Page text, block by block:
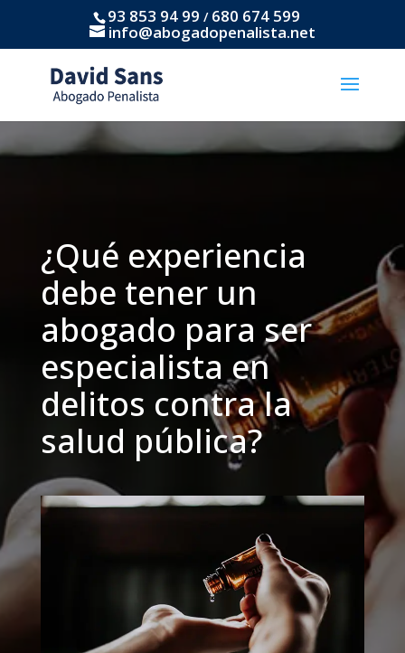
93 853 94 99 / 680 674 599
info@abogadopenalista.net
¿Qué experiencia
debe tener un
abogado para ser
especialista en
delitos contra la
salud pública?